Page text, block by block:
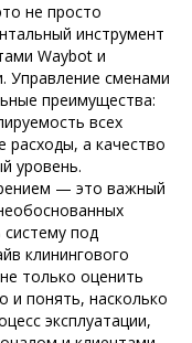
не просто
инструмент
Waybot и
Управление сменами
преимущества:
всех
расходы, а качество
уровень.
— это важный
под
клинингового
только оценить
и понять, насколько
эксплуатации,